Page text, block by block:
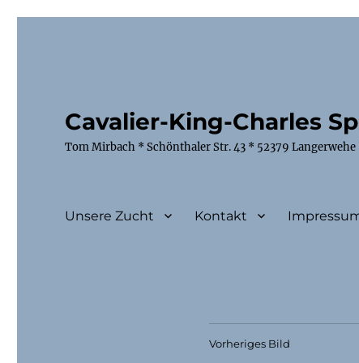
Cavalier-King-Charles
Tom Mirbach * Schönthaler Str. 43 * 52379
Unsere Zucht Kontakt
Vorheriges Bild